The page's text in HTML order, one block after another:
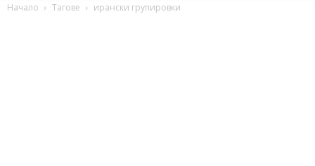
Начало Тагове ирански групировки